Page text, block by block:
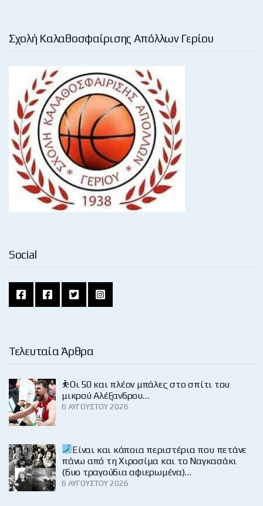
Σχολή Καλαθοσφαίρισης Απόλλων Γερίου
Social
Τελευταία Άρθρα
⛹️Οι 50 και πλέον μπάλες στο σπίτι του
μικρού Αλέξανδρου…
6 ΑΥΓΟΎΣΤΟΥ 2026
Είναι και κάποια περιστέρια που πετάνε
πάνω από τη Χιροσίμα και το Ναγκασάκι
(δυο τραγούδια αφιερωμένα)…
6 ΑΥΓΟΎΣΤΟΥ 2026